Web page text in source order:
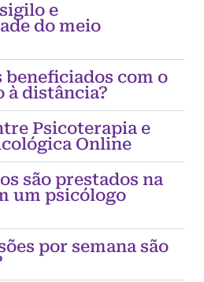
e
do meio
beneficiados com o
à distância?
Psicoterapia e
Online
são prestados na
um psicólogo
por semana são